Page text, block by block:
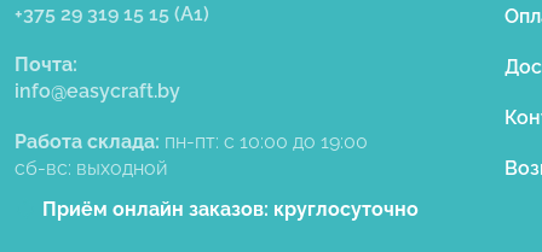
+375 29 319 15 15 (A1)
Почта:
info@easycraft.by
Работа склада: пн-пт: с 10:00 до 19:00
сб-вс: выходной
Приём онлайн заказов: круглосуточно